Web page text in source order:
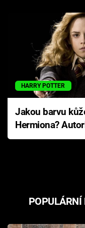
HARRY POTTER
Jakou barvu
Hermiona?
Pottera přišla s
POPULÁRNÍ